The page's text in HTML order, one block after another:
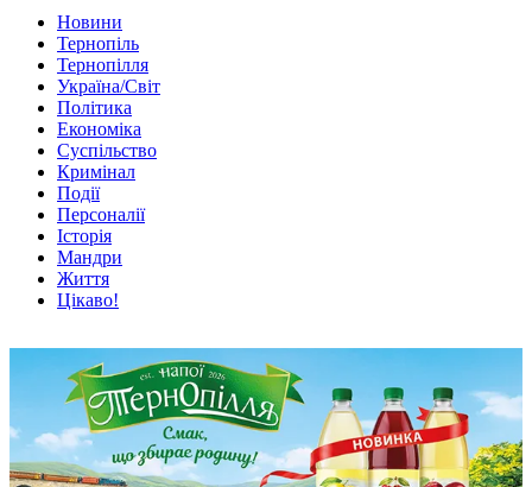
Новини
Тернопіль
Тернопілля
Україна/Світ
Політика
Економіка
Суспільство
Кримінал
Події
Персоналії
Історія
Мандри
Життя
Цікаво!